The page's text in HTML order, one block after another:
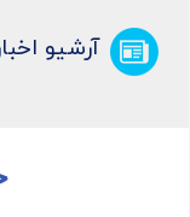
آرشیو